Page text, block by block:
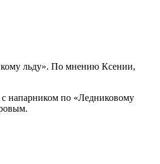
льду». По мнению Ксении,
с напарником по «Ледниковому